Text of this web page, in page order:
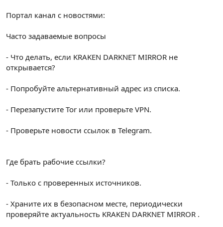
Портал канал с новостями:
Часто задаваемые вопросы
- Что делать, если KRAKEN DARKNET MIRROR не
открывается?
- Попробуйте альтернативный адрес из списка.
- Перезапустите Tor или проверьте VPN.
- Проверьте новости ссылок в Telegram.
Где брать рабочие ссылки?
- Только с проверенных источников.
- Храните их в безопасном месте, периодически
проверяйте актуальность KRAKEN DARKNET MIRROR .